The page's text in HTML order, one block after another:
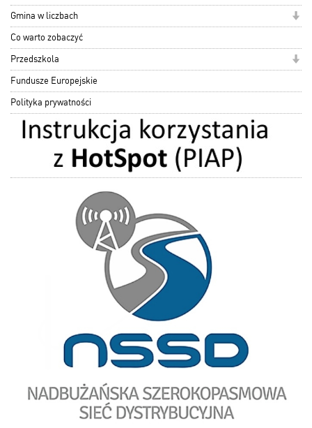
Gmina w liczbach
Co warto zobaczyć
Przedszkola
Fundusze Europejskie
Polityka prywatności